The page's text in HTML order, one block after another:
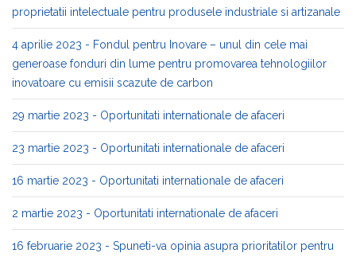
proprietatii intelectuale pentru produsele industriale si artizanale
4 aprilie 2023 - Fondul pentru Inovare – unul din cele mai
generoase fonduri din lume pentru promovarea tehnologiilor
inovatoare cu emisii scazute de carbon
29 martie 2023 - Oportunitati internationale de afaceri
23 martie 2023 - Oportunitati internationale de afaceri
16 martie 2023 - Oportunitati internationale de afaceri
2 martie 2023 - Oportunitati internationale de afaceri
16 februarie 2023 - Spuneti-va opinia asupra prioritatilor pentru